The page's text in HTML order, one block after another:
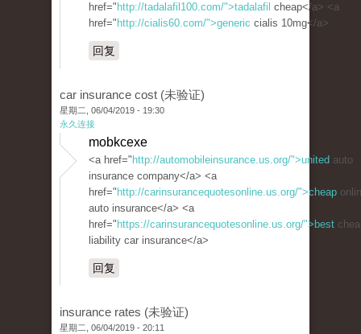
href=" http://tadalafil100.com/">tadalafil cheap</a> <a
href=" http://cialis60.com/">generic cialis 10mg</a>
回复
car insurance cost (未验证)
星期二, 06/04/2019 - 19:30
永久连接
mobkcexe
<a href=" http://automobileinsurance.us.org/">united auto
insurance company</a> <a
href=" http://carinsurancequotesonline.us.org/">cheap
auto insurance</a> <a
href=" https://carinsurancequotesonline.us.org/">best
liability car insurance</a>
回复
insurance rates (未验证)
星期二, 06/04/2019 - 20:11